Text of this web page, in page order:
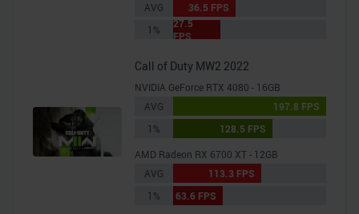
AVG
36.5 FPS
1%
27.5
FPS
Call of Duty MW2 2022
NVIDIA GeForce RTX 4080 - 16GB
AVG
197.8 FPS
1%
128.5 FPS
AMD Radeon RX 6700 XT - 12GB
AVG
113.3 FPS
1%
63.6 FPS